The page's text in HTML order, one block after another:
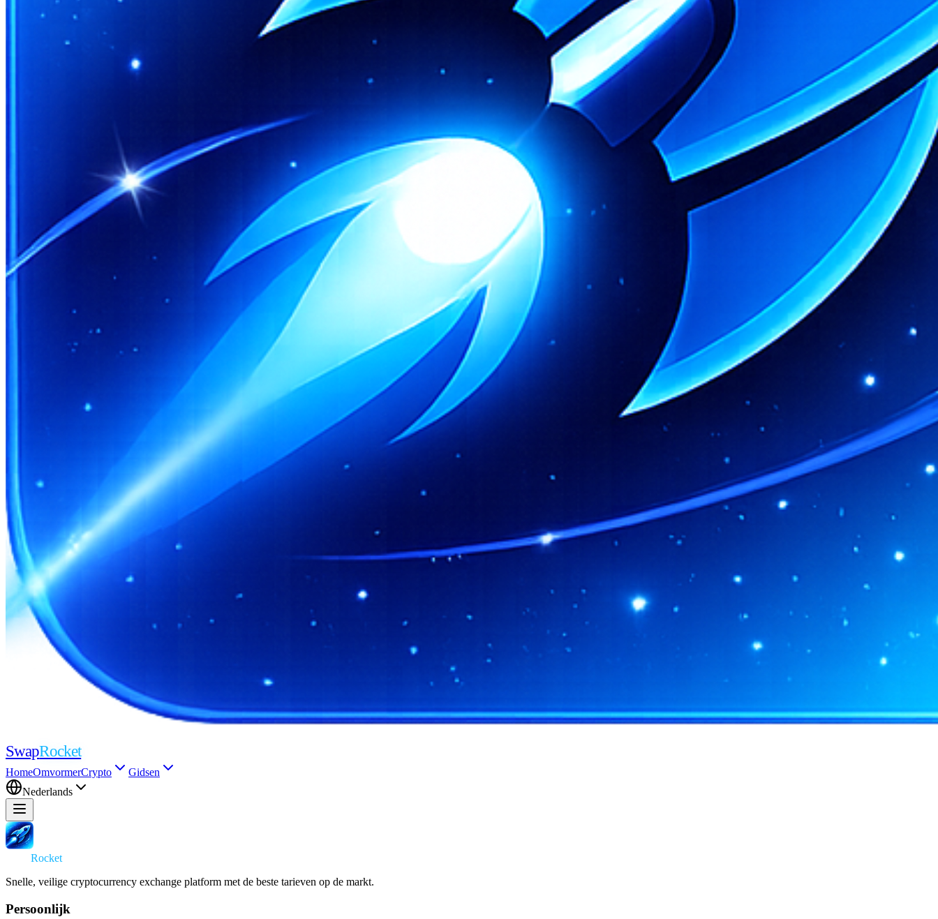
SwapRocket
HomeOmvormerCrypto
Gidsen
Nederlands
Rocket
Snelle, veilige cryptocurrency exchange platform met de beste tarieven op de markt.
Persoonlijk